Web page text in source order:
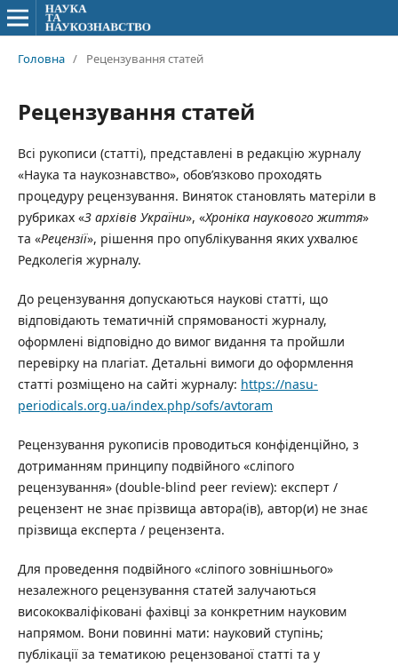
Головна / Рецензування статей
Рецензування статей
Всі рукописи (статті), представлені в редакцію журналу
«Наука та наукознавство», обов’язково проходять
процедуру рецензування. Виняток становлять матеріли в
рубриках «З архівів України», «Хроніка наукового життя»
та «Рецензії», рішення про опублікування яких ухвалює
Редколегія журналу.
До рецензування допускаються наукові статті, що
відповідають тематичній спрямованості журналу,
оформлені відповідно до вимог видання та пройшли
перевірку на плагіат. Детальні вимоги до оформлення
статті розміщено на сайті журналу: https://nasu-
periodicals.org.ua/index.php/sofs/avtoram
Рецензування рукописів проводиться конфіденційно, з
дотриманням принципу подвійного «сліпого
рецензування» (double-blind peer review): експерт /
рецензент не знає прізвища автора(ів), автор(и) не знає
прізвища експерта / рецензента.
Для проведення подвійного «сліпого зовнішнього»
незалежного рецензування статей залучаються
висококваліфіковані фахівці за конкретним науковим
напрямом. Вони повинні мати: науковий ступінь;
публікації за тематикою рецензованої статті та у